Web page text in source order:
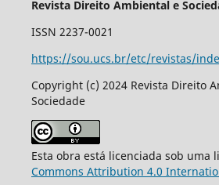
Revista Direito Ambiental e
ISSN 2237-0021
https://sou.ucs.br/etc/revistas/
Copyright (c) 2024 Revista Direito
Sociedade
Esta obra está licenciada sob uma
Commons Attribution 4.0